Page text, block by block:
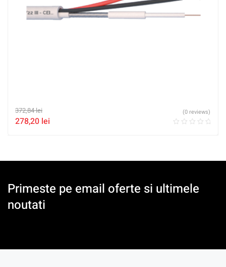
372,84lei
278,20 lei
(0 reviews)
Primeste pe email oferte si ultimele
noutati